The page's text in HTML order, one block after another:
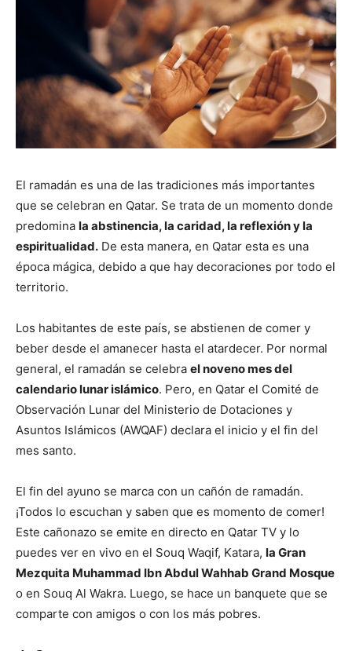
El ramadán es una de las tradiciones más importantes
que se celebran en Qatar. Se trata de un momento donde
predomina la abstinencia, la caridad, la reflexión y la
espiritualidad. De esta manera, en Qatar esta es una
época mágica, debido a que hay decoraciones por todo el
territorio.
Los habitantes de este país, se abstienen de comer y
beber desde el amanecer hasta el atardecer. Por normal
general, el ramadán se celebra el noveno mes del
calendario lunar islámico. Pero, en Qatar el Comité de
Observación Lunar del Ministerio de Dotaciones y
Asuntos Islámicos (AWQAF) declara el inicio y el fin del
mes santo.
El fin del ayuno se marca con un cañón de ramadán.
¡Todos lo escuchan y saben que es momento de comer!
Este cañonazo se emite en directo en Qatar TV y lo
puedes ver en vivo en el Souq Waqif, Katara, la Gran
Mezquita Muhammad Ibn Abdul Wahhab Grand Mosque
o en Souq Al Wakra. Luego, se hace un banquete que se
comparte con amigos o con los más pobres.